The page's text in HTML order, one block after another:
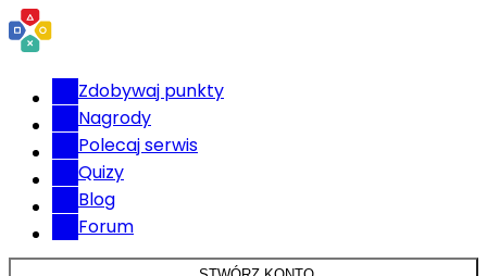
Zdobywaj punkty
Nagrody
Polecaj serwis
Quizy
Blog
Forum